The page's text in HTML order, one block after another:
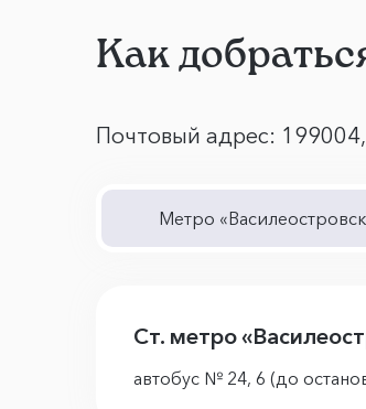
Как
Почтовый адрес:
Метро
Ст. метро
автобус № 24, 6 (до